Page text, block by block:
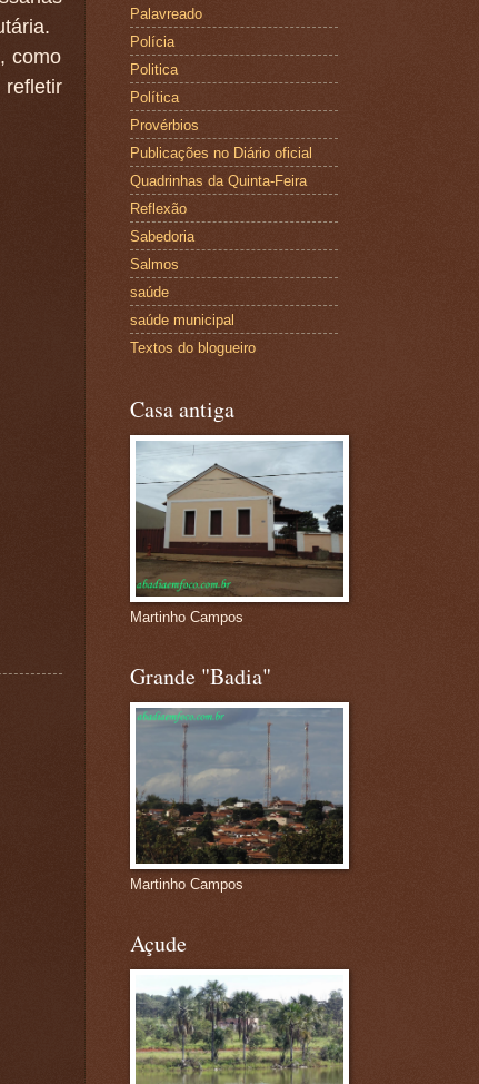
como
Palavreado
Polícia
Politica
Política
Provérbios
Publicações no Diário oficial
Quadrinhas da Quinta-Feira
Reflexão
Sabedoria
Salmos
saúde
saúde municipal
Textos do blogueiro
Casa antiga
Martinho Campos
Grande "Badia"
Martinho Campos
Açude